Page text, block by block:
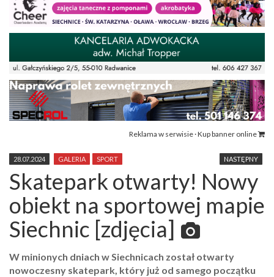
Reklama w serwisie · Kup banner online
NASTĘPNY
28.07.2024 GALERIA SPORT
Skatepark otwarty! Nowy
obiekt na sportowej mapie
Siechnic [zdjęcia]
W minionych dniach w Siechnicach został otwarty
nowoczesny skatepark, który już od samego początku